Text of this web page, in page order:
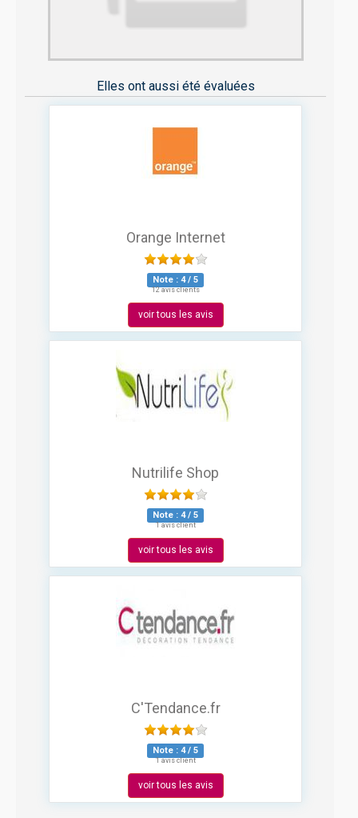
Elles ont aussi été évaluées
Orange Internet
Note : 4/ 5
12 avis clients
voir tous les avis
Nutrilife Shop
Note : 4/ 5
1 avis client
voir tous les avis
C'Tendance.fr
Note : 4/ 5
1 avis client
voir tous les avis